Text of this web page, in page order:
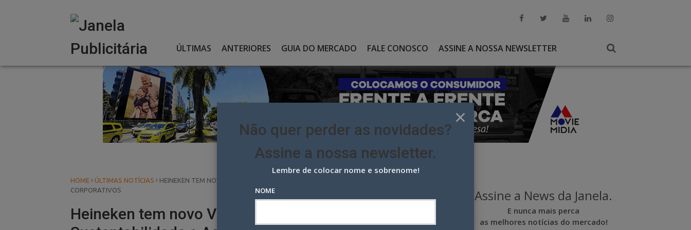
ÚLTIMAS ANTERIORES GUIA DO MERCADO FALE CONOSCO ASSINE A NOSSA NEWSLETTER
HOME › ÚLTIMAS NOTÍCIAS › HEINEKEN TEM NOVO VICE-PRESIDENTE DE SUSTENTABILIDADE E ASSUNTOS
CORPORATIVOS
Heineken tem novo Vice-Presidente de
Assine a News da Janela.
E nunca mais perca
as melhores notícias do mercado!
×
Não quer perder as novidades?
Assine a nossa newsletter.
Lembre de colocar nome e sobrenome!
NOME